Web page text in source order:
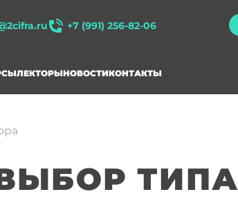
+7 (991) 256-82-06
ЛЕКТОРЫНОВОСТИКОНТАКТЫ
ТИПА